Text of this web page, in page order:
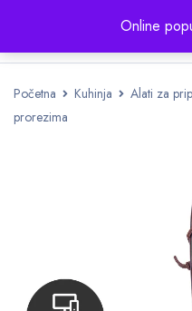
Online
Početna Kuhinja Alati za
prorezima